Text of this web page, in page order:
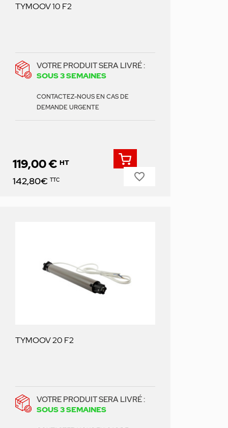
TYMOOV 10 F2
VOTRE PRODUIT SERA LIVRÉ :
SOUS 3 SEMAINES
CONTACTEZ-NOUS EN CAS DE
DEMANDE URGENTE
Prix
119,00 € HT
142,80€ TTC favorite_border
TYMOOV 20 F2
VOTRE PRODUIT SERA LIVRÉ :
SOUS 3 SEMAINES